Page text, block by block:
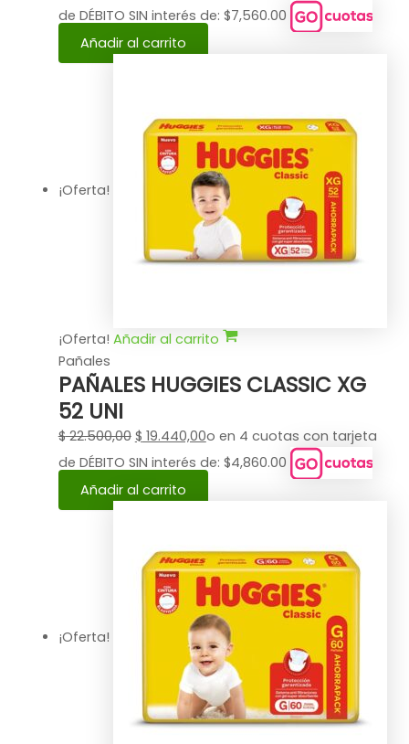
de DÉBITO SIN interés de: $7,560.00
Añadir al carrito
¡Oferta!
¡Oferta! Añadir al carrito
Pañales
PAÑALES HUGGIES CLASSIC XG
52 UNI
$22.500,00 $ 19.440,00o en 4 cuotas con tarjeta
de DÉBITO SIN interés de: $4,860.00
Añadir al carrito
¡Oferta!